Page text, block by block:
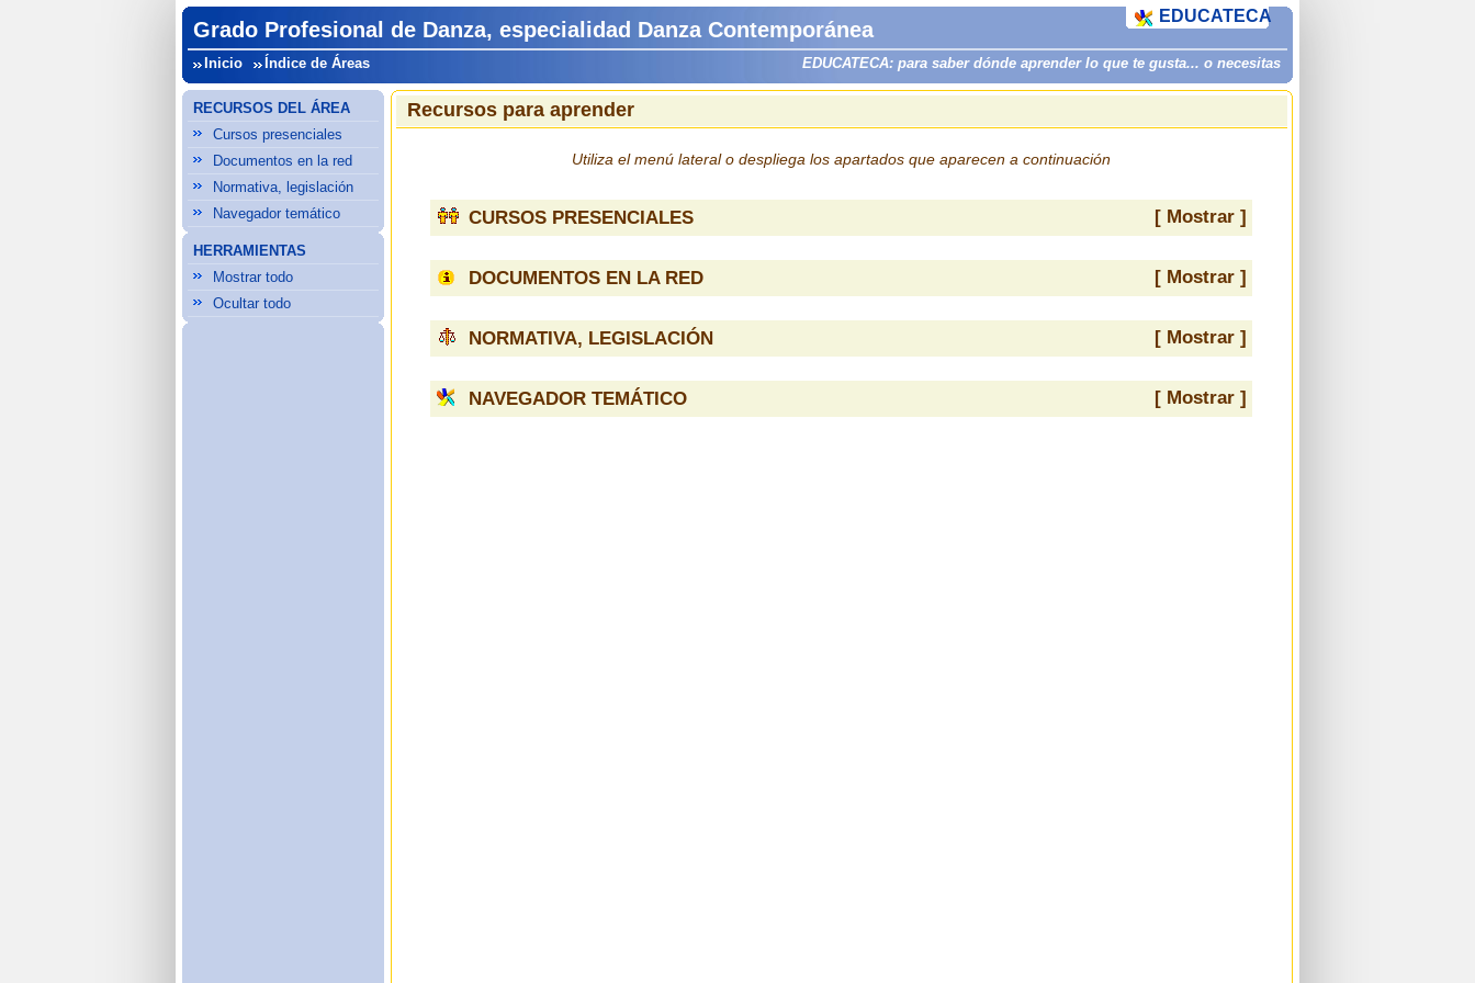
Grado Profesional de Danza, especialidad Danza Contemporánea
Inicio Índice de Áreas EDUCATECA: para saber dónde aprender lo que te gusta... o necesitas
EDUCATECA
RECURSOS DEL ÁREA
Cursos presenciales
Documentos en la red
Normativa, legislación
Navegador temático
HERRAMIENTAS
Mostrar todo
Ocultar todo
Recursos para aprender
Utiliza el menú lateral o despliega los apartados que aparecen a continuación
CURSOS PRESENCIALES [ Mostrar ]
DOCUMENTOS EN LA RED [ Mostrar ]
NORMATIVA, LEGISLACIÓN [ Mostrar ]
NAVEGADOR TEMÁTICO [ Mostrar ]